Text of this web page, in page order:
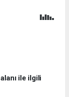
ile ilgili